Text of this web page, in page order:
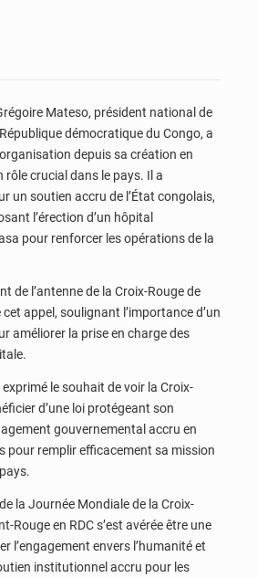
Mateso, président national de
démocratique du Congo, a
depuis sa création en
crucial dans le pays. Il a
un soutien accru de l’État congolais,
l’érection d’un hôpital
pour renforcer les opérations de la
de l’antenne de la Croix-Rouge de
appel, soulignant l’importance d’un
améliorer la prise en charge des
le souhait de voir la Croix-
d’une loi protégeant son
gouvernemental accru en
pour remplir efficacement sa mission
la Journée Mondiale de la Croix-
Rouge en RDC s’est avérée être une
l’engagement envers l’humanité et
institutionnel accru pour les